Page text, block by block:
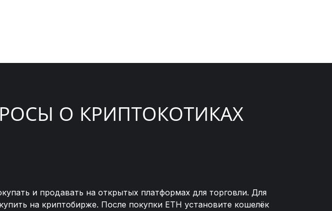
О КРИПТОКОТИКАХ
и продавать на открытых платформах для торговли. Для
на криптобирже. После покупки ETH установите кошелёк